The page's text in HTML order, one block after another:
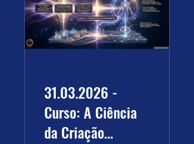
31.03.2026 -
Curso: A Ciência
da Criação